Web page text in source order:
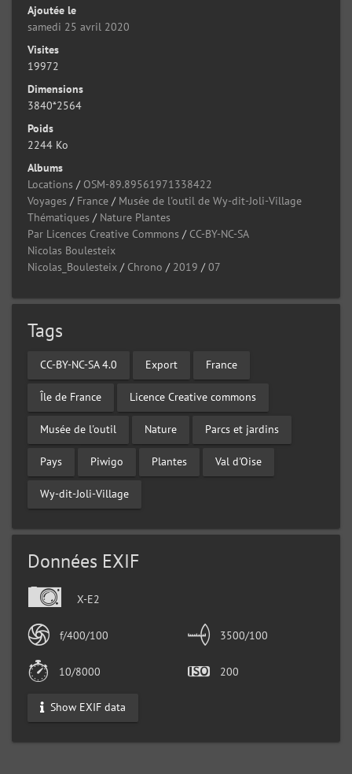
Ajoutée le
samedi 25 avril 2020
Visites
19972
Dimensions
3840*2564
Poids
2244 Ko
Albums
Locations / OSM-89.89561971338422
Voyages / France / Musée de l'outil de Wy-dit-Joli-Village
Thématiques / Nature Plantes
Par Licences Creative Commons / CC-BY-NC-SA
Nicolas Boulesteix
Nicolas_Boulesteix / Chrono / 2019 /07
Tags
CC-BY-NC-SA 4.0 Export France
Île de France Licence Creative commons
Musée de l'outil Nature Parcs et jardins
Pays Piwigo Plantes Val d'Oise
Wy-dit-Joli-Village
Données EXIF
X-E2
f/400/100 3500/100
10/8000 200
Show EXIF data